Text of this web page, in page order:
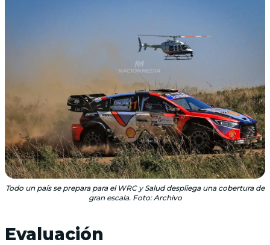
Todo un país se prepara para el WRC y Salud despliega una cobertura de
gran escala. Foto: Archivo
Evaluación